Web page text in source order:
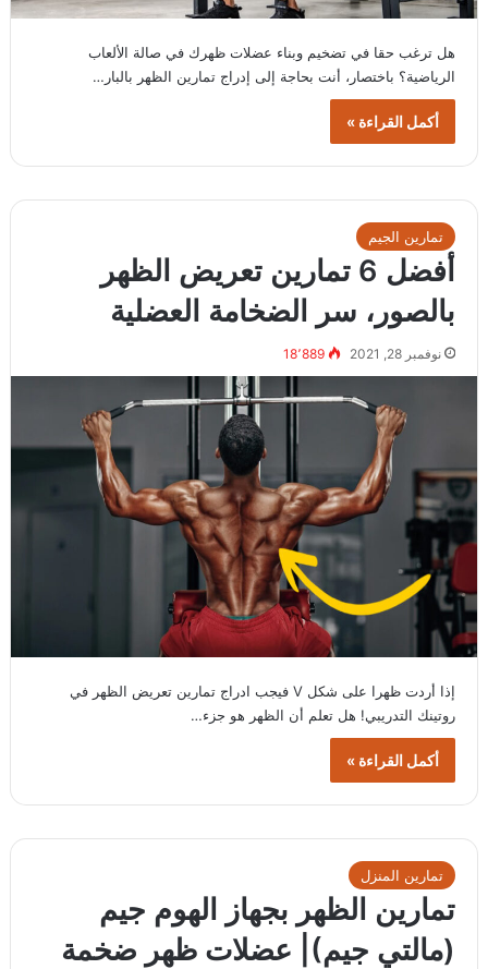
هل ترغب حقا في تضخيم وبناء عضلات ظهرك في صالة الألعاب
الرياضية؟ باختصار، أنت بحاجة إلى إدراج تمارين الظهر بالبار…
أكمل القراءة »
تمارين الجيم
أفضل 6 تمارين تعريض الظهر
بالصور، سر الضخامة العضلية
نوفمبر 28, 2021 18٬889
إذا أردت ظهرا على شكل V فيجب ادراج تمارين تعريض الظهر في
روتينك التدريبي! هل تعلم أن الظهر هو جزء…
أكمل القراءة »
تمارين المنزل
تمارين الظهر بجهاز الهوم جيم
(مالتي جيم)| عضلات ظهر ضخمة